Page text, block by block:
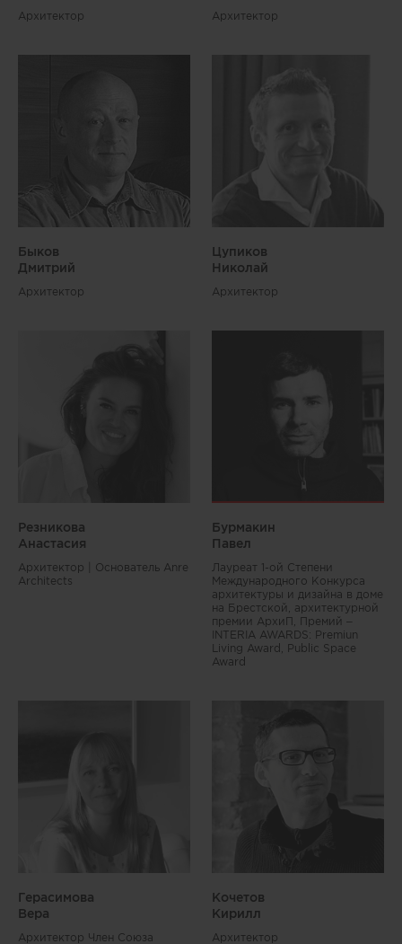
Архитектор Архитектор
Быков
Дмитрий
Архитектор
Цупиков
Николай
Архитектор
Резникова
Aнастасия
Архитектор | Основатель Anre
Architects
Бурмакин
Павел
Лауреат 1-ой Степени
Международного Конкурса
архитектуры и дизайна в доме
на Брестской, архитектурной
премии АрхиП, Премий –
INTERIA AWARDS: Premiun
Living Award, Public Space
Award
Герасимова
Вера
Архитектор Член Союза
Кочетов
Кирилл
Архитектор